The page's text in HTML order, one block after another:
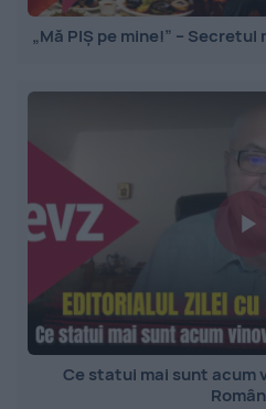
„Mă PIȘ pe mine!” –
Ce statui mai sunt acum